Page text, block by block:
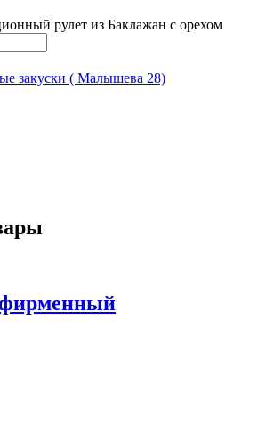
рулет из Баклажан с орехом
закуски ( Малышева 28)